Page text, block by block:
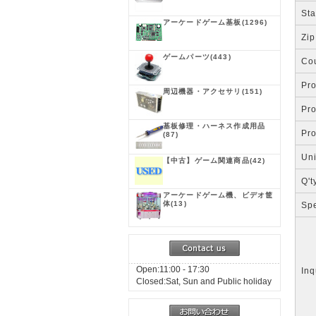
アーケードゲーム基板 (1296)
ゲームパーツ(443)
周辺機器・アクセサリ (151)
基板修理・ハーネス作成用品
(87)
【中古】ゲーム関連商品(42)
アーケードゲーム機、ビデオ筐
体(13)
Open:11:00 - 17:30
Closed:Sat, Sun and Public holiday